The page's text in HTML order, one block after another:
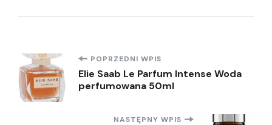
Nawigacja
wpisu
POPRZEDNI WPIS
Elie Saab Le Parfum Intense Woda
perfumowana 50ml
NASTĘPNY WPIS